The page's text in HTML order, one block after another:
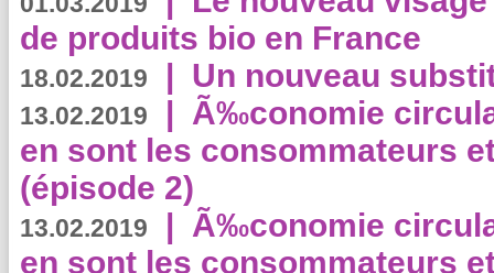
de produits bio en France
18.02.2019 | Un nouveau
13.02.2019 | Ã‰conomie
en sont les consommateurs
(épisode 2)
13.02.2019 | Ã‰conomie
en sont les consommateurs